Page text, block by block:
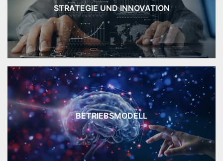
STRATEGIE UND INNOVATION
BETRIEBSMODELL